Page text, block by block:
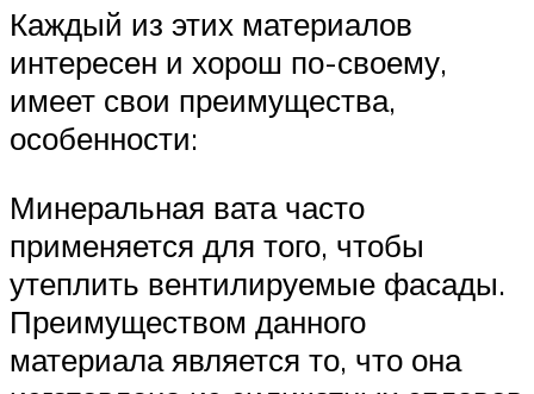
Каждый из этих материалов
интересен и хорош по-своему,
имеет свои преимущества,
особенности:
Минеральная вата часто
применяется для того, чтобы
утеплить вентилируемые фасады.
Преимуществом данного
материала является то, что она